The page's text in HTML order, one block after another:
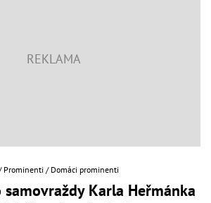
Prominenti Domáci prominenti
samovraždy Karla Heřmánka